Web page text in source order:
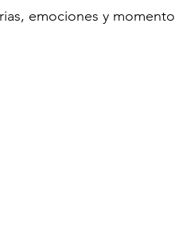
emociones y